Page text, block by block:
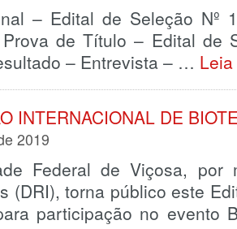
– Edital de Seleção Nº
de Título – Edital de
– Entrevista – …
INTERNACIONAL DE
2019
Federal de Viçosa, por
(DRI), torna público este
participação no evento